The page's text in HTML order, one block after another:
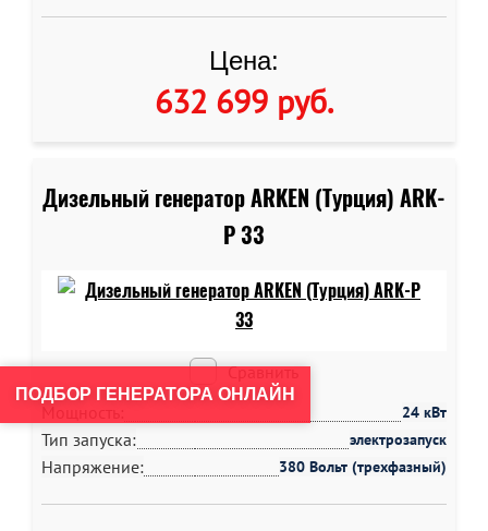
Цена:
632 699 руб.
Дизельный генератор ARKEN (Турция) ARK-
P 33
Сравнить
24 кВт
Тип запуска: электрозапуск
Напряжение: 380 Вольт (трехфазный)
ПОДБОР ГЕНЕРАТОРА ОНЛАЙН